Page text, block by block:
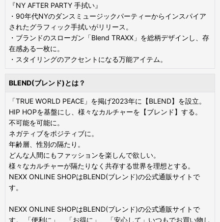
『NY AFTER PARTY 手拭い』
・90年代NYのダンスミュージックパーティーからインスパイア
されたグラフィック手拭いがリリース。
・ブランドのスローガン「Blend TRAXX」を総柄デザインし、存
在感ある一枚に。
・スタイリングのアクセントになる万能アイテム。
BLEND(ブレンド)とは？
「TRUE WORLD PEACE」を掲げ2023年に【BLEND】を設立。
HIP HOPを基盤にし、様々なカルチャーを【ブレンド】する。
不可能を可能に。
ネガティブをポジティブに。
年齢層、性別の隔たり。
どんな人間にもファッションを楽しんで欲しい。
様々なカルチャーが隔たりなく共存する世界を理想とする。
NEXX ONLINE SHOPはBLEND(ブレンド)の公式通販サイトで
す。
NEXX ONLINE SHOPはBLEND(ブレンド)の公式通販サイトで
す。 「便利に」、「お得に」、「安心して」いつもでお買い物し